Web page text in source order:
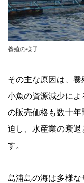
養殖の様子
その主な原因は、
小魚の資源減少によ
の販売価格も数十
迫し、水産業の衰退
す。
島浦島の海は多様な